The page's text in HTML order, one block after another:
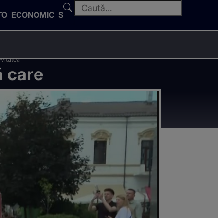
ECONOMIC SPORT
care